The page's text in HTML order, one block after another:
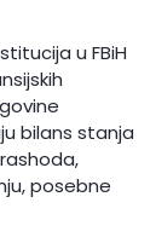
u FBiH
bilans stanja
posebne